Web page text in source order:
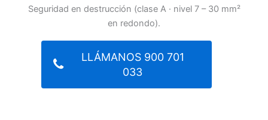
Seguridad en destrucción (clase A · nivel 7 – 30 mm²
en redondo).
LLÁMANOS 900 701
033